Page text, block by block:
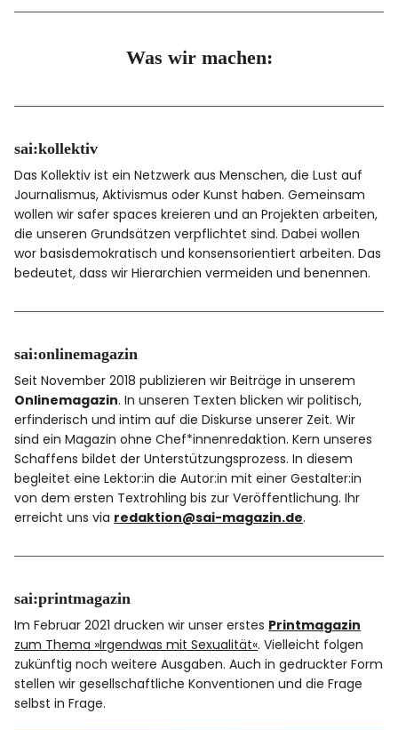
Was wir machen:
sai:kollektiv
Das Kollektiv ist ein Netzwerk aus Menschen, die Lust auf
Journalismus, Aktivismus oder Kunst haben. Gemeinsam
wollen wir safer spaces kreieren und an Projekten arbeiten,
die unseren Grundsätzen verpflichtet sind. Dabei wollen
wor basisdemokratisch und konsensorientiert arbeiten. Das
bedeutet, dass wir Hierarchien vermeiden und benennen.
sai:onlinemagazin
Seit November 2018 publizieren wir Beiträge in unserem
Onlinemagazin. In unseren Texten blicken wir politisch,
erfinderisch und intim auf die Diskurse unserer Zeit. Wir
sind ein Magazin ohne Chef*innenredaktion. Kern unseres
Schaffens bildet der Unterstützungsprozess. In diesem
begleitet eine Lektor:in die Autor:in mit einer Gestalter:in
von dem ersten Textrohling bis zur Veröffentlichung. Ihr
erreicht uns via redaktion@sai-magazin.de.
sai:printmagazin
Im Februar 2021 drucken wir unser erstes Printmagazin
zum Thema »Irgendwas mit Sexualität«. Vielleicht folgen
zukünftig noch weitere Ausgaben. Auch in gedruckter Form
stellen wir gesellschaftliche Konventionen und die Frage
selbst in Frage.